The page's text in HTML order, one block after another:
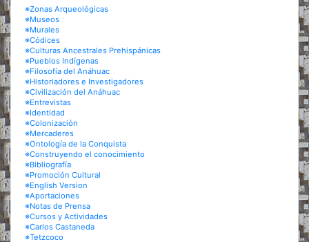
※Zonas Arqueológicas
※Museos
※Murales
※Códices
※Culturas Ancestrales Prehispánicas
※Pueblos Indígenas
※Filosofía del Anáhuac
※Historiadores e Investigadores
※Civilización del Anáhuac
※Entrevistas
※Identidad
※Colonización
※Mercaderes
※Ontología de la Conquista
※Construyendo el conocimiento
※Bibliografía
※Promoción Cultural
※English Version
※Aportaciones
※Notas de Prensa
※Cursos y Actividades
※Carlos Castaneda
※Tetzcoco